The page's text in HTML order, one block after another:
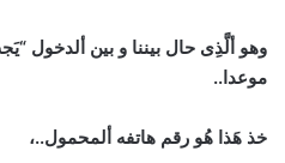
وهو ألَّذِى حال بيننا و بين ألدخول
موعدا..
خذ هَذا هُو رقم هاتفه ألمحمول..،